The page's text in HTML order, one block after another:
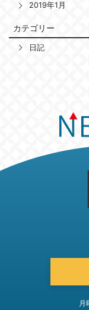
2019年1月
カテゴリー
日記
月